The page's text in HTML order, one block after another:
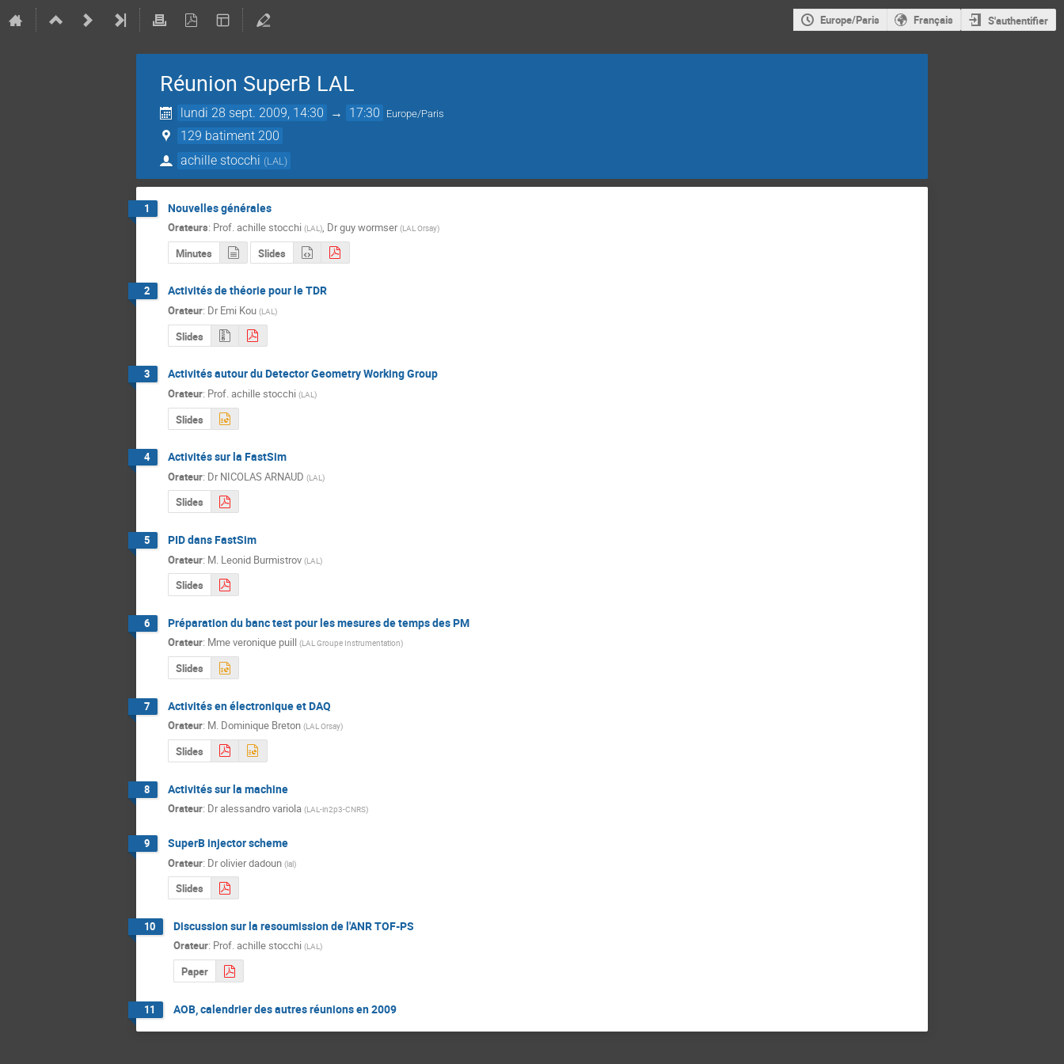
Europe/Paris Français S'authentifier
Réunion SuperB LAL
lundi 28 sept. 2009, 14:30 → 17:30 Europe/Paris
129 batiment 200
achille stocchi (LAL)
1 Nouvelles générales
Orateurs: Prof.achille stocchi (LAL), Drguy wormser (LAL Orsay)
Minutes Slides
2 Activités de théorie pour le TDR
Orateur: Dr Emi Kou (LAL)
Slides
3 Activités autour du Detector Geometry Working Group
Orateur: Prof.achille stocchi (LAL )
Slides
4 Activités sur la FastSim
Orateur: Dr NICOLAS ARNAUD (LAL )
Slides
5 PID dans FastSim
Orateur: M. Leonid Burmistrov (LAL )
Slides
6 Préparation du banc test pour les mesures de temps des PM
Orateur: Mmeveronique puill (LAL Groupe Instrumentation)
Slides
7 Activités en électronique et DAQ
Orateur: M. Dominique Breton (LAL Orsay)
Slides
8 Activités sur la machine
Orateur: Dralessandro variola (LAL-in2p3-CNRS)
9 SuperB injector scheme
Orateur: Drolivier dadoun (lal)
Slides
10 Discussion sur la resoumission de l'ANR TOF-PS
Orateur: Prof.achille stocchi (LAL)
Paper
11 AOB, calendrier des autres réunions en 2009